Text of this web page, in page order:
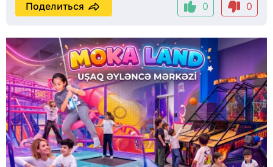
0 0
Поделиться